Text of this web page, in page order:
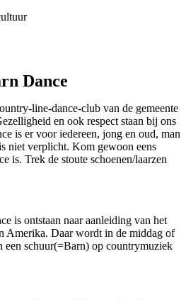
Dance
line-dance-club van de gemeente
en ook respect staan bij ons
is er voor iedereen, jong en oud, man
niet verplicht. Kom gewoon eens
is. Trek de stoute schoenen/laarzen
is ontstaan naar aanleiding van het
Amerika. Daar wordt in de middag of
een schuur(=Barn) op countrymuziek